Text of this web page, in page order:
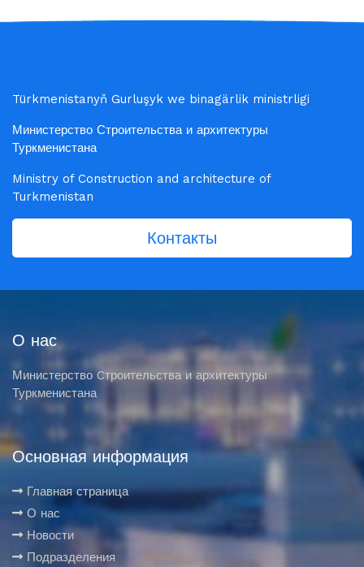
Türkmenistanyň Gurluşyk we binagärlik ministrligi
Министерство Строительства и архитектуры
Туркменистана
Ministry of Construction and architecture of
Turkmenistan
Контакты
О нас
Министерство Cтроительства и архитектуры
Туркменистана
Основная информация
Главная страница
О нас
Новости
Подразделения